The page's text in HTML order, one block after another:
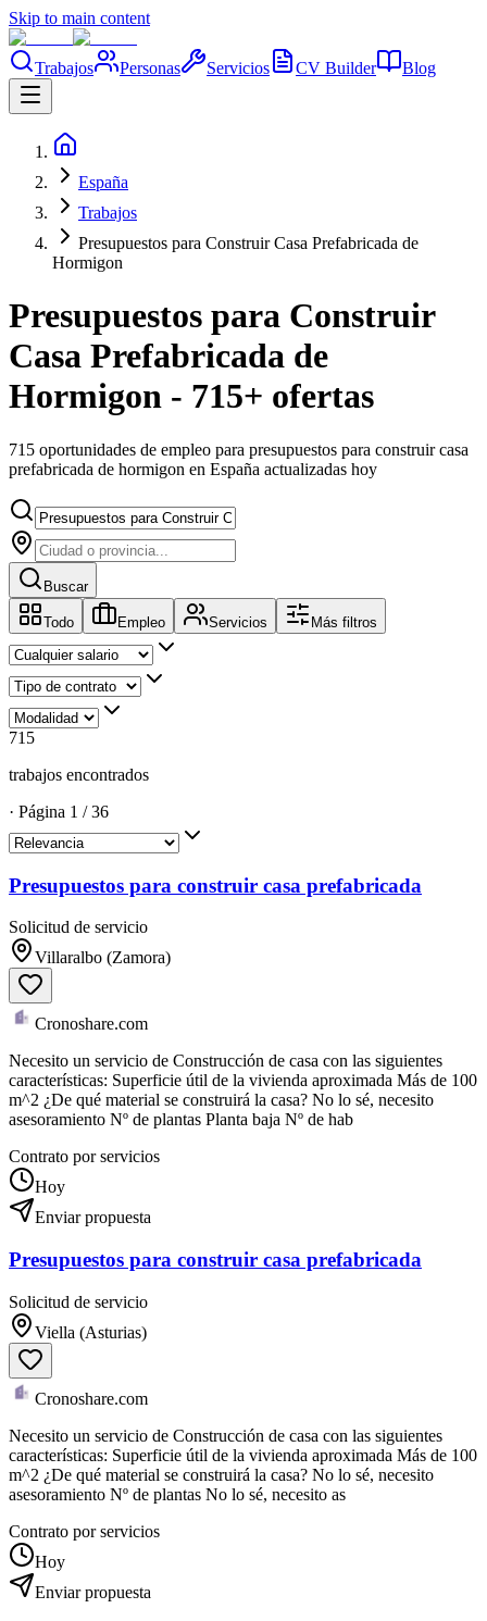
Skip to main content
Trabajos Personas Servicios CV Builder Blog
España
Trabajos
Presupuestos para Construir Casa Prefabricada de
Hormigon
Presupuestos para Construir
Casa Prefabricada de
Hormigon - 715+ ofertas
715 oportunidades de empleo para presupuestos para construir casa
prefabricada de hormigon en España actualizadas hoy
Buscar
Todo Empleo Servicios Más filtros
715
trabajos encontrados
· Página 1 /36
Presupuestos para construir casa prefabricada
Solicitud de servicio
Villaralbo (Zamora)
Cronoshare.com
Necesito un servicio de Construcción de casa con las siguientes
características: Superficie útil de la vivienda aproximada Más de 100
m^2 ¿De qué material se construirá la casa? No lo sé, necesito
asesoramiento Nº de plantas Planta baja Nº de hab
Contrato por servicios
Hoy
Enviar propuesta
Presupuestos para construir casa prefabricada
Solicitud de servicio
Viella (Asturias)
Cronoshare.com
Necesito un servicio de Construcción de casa con las siguientes
características: Superficie útil de la vivienda aproximada Más de 100
m^2 ¿De qué material se construirá la casa? No lo sé, necesito
asesoramiento Nº de plantas No lo sé, necesito as
Contrato por servicios
Hoy
Enviar propuesta